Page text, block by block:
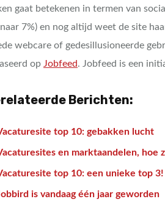
gaat betekenen in termen van
7%) en nog altijd weet de site
webcare of gedesillusioneerde
op Jobfeed. Jobfeed is een
Berichten:
top 10: gebakken lucht
en marktaandelen, hoe
top 10: een unieke top 3!
is vandaag één jaar geworden